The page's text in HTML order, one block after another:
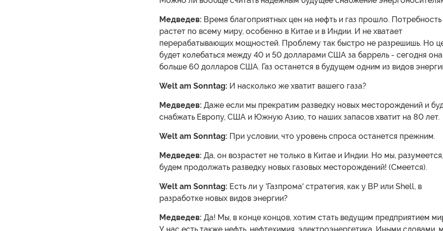
Медведев: Время благоприятных цен на нефть и газ прошло. Потребность
растет по всему миру, особенно в Китае и в Индии. И не хватает
перерабатывающих мощностей. Проблему так быстро не разрешишь. Но
будет колебаться между 40 и 50 долларами США за баррель - сегодня она
больше 60 долларов США. Газ останется в будущем одним из видов
Welt am Sonntag: И насколько же хватит вашего газа?
Медведев: Даже если мы прекратим разведку новых месторождений и
снабжать Европу, США и Южную Азию, то наших запасов хватит на 80 лет.
Welt am Sonntag: При условии, что уровень спроса останется прежним.
Медведев: Да, он возрастет не только в Китае и Индии. Но мы, разумеется,
будем продолжать разведку новых газовых месторождений! (Смеется).
Welt am Sonntag: Есть ли у 'Газпрома' стратегия, как у ВР или Shell, в
разработке новых видов энергии?
Медведев: Да! Мы, в конце концов, хотим стать ведущим предприятием